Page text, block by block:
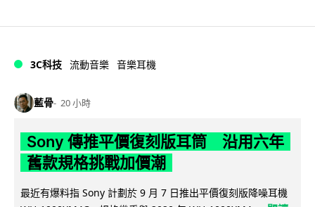
3C科技 流動音樂 音樂耳機
藍骨 20 小時
Sony 傳推平價復刻版耳筒 沿用六年
舊款規格挑戰加價潮
最近有爆料指 Sony 計劃於 9 月 7 日推出平價復刻版降噪耳機